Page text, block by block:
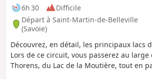
6h 30
Difficile
Départ à Saint-Martin-de-Belleville
(Savoie)
Découvrez, en détail, les principaux lacs
Lors de ce circuit, vous passerez au large
Thorens, du Lac de la Moutière, tout en